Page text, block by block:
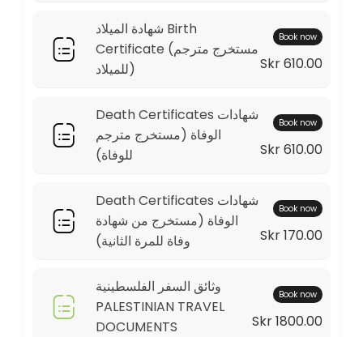
شهادة الميلاد Birth
Certificate (مستخرج مترجم
للميلاد)
Book now
Skr 610.00
Death Certificates شهادات
الوفاة (مستخرج مترجم
للوفاة)
Book now
Skr 610.00
Death Certificates شهادات
الوفاة (مستخرج من شهادة
وفاة للمرة الثانية)
Book now
Skr 170.00
وثائق السفر الفلسطينية
PALESTINIAN TRAVEL
DOCUMENTS
Book now
Skr 1800.00